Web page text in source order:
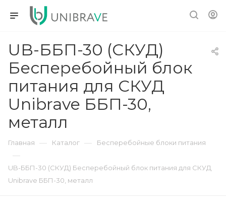
UB-ББП-30 (СКУД)
Бесперебойный блок
питания для СКУД
Unibrave ББП-30,
металл
Главная — Каталог — Бесперебойные блоки питания
—
UB-ББП-30 (СКУД) Бесперебойный блок питания для СКУД
Unibrave ББП-30, металл